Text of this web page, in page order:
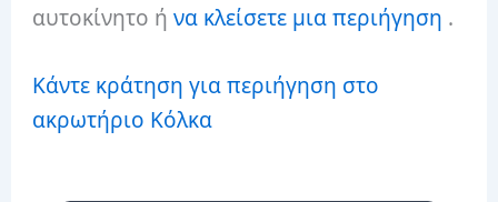
αυτοκίνητο ήνα κλείσετε μια περιήγηση .
Κάντε κράτηση για περιήγηση στο
ακρωτήριο Κόλκα